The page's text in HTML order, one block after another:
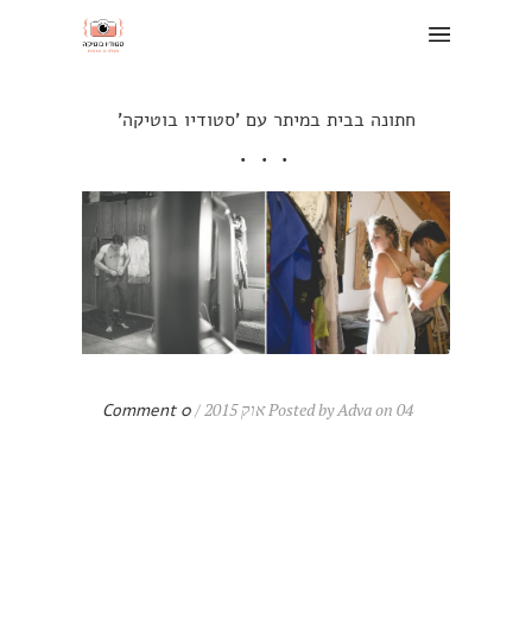
חתונה בבית במיתר עם 'סטודיו בוטיקה'
Posted by Adva on 04 אוק 2015 / 0 Comment